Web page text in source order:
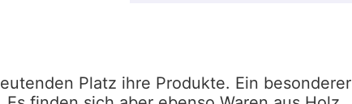
Platz ihre Produkte. Ein besonderer